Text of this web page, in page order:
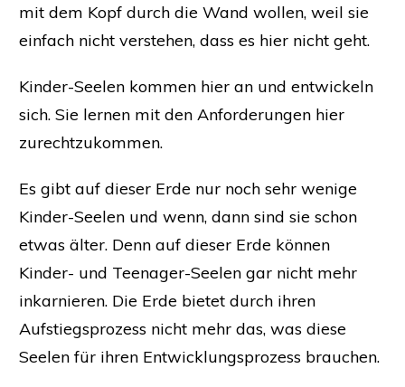
mit dem Kopf durch die Wand wollen, weil sie
einfach nicht verstehen, dass es hier nicht geht.
Kinder-Seelen kommen hier an und entwickeln
sich. Sie lernen mit den Anforderungen hier
zurechtzukommen.
Es gibt auf dieser Erde nur noch sehr wenige
Kinder-Seelen und wenn, dann sind sie schon
etwas älter. Denn auf dieser Erde können
Kinder- und Teenager-Seelen gar nicht mehr
inkarnieren. Die Erde bietet durch ihren
Aufstiegsprozess nicht mehr das, was diese
Seelen für ihren Entwicklungsprozess brauchen.